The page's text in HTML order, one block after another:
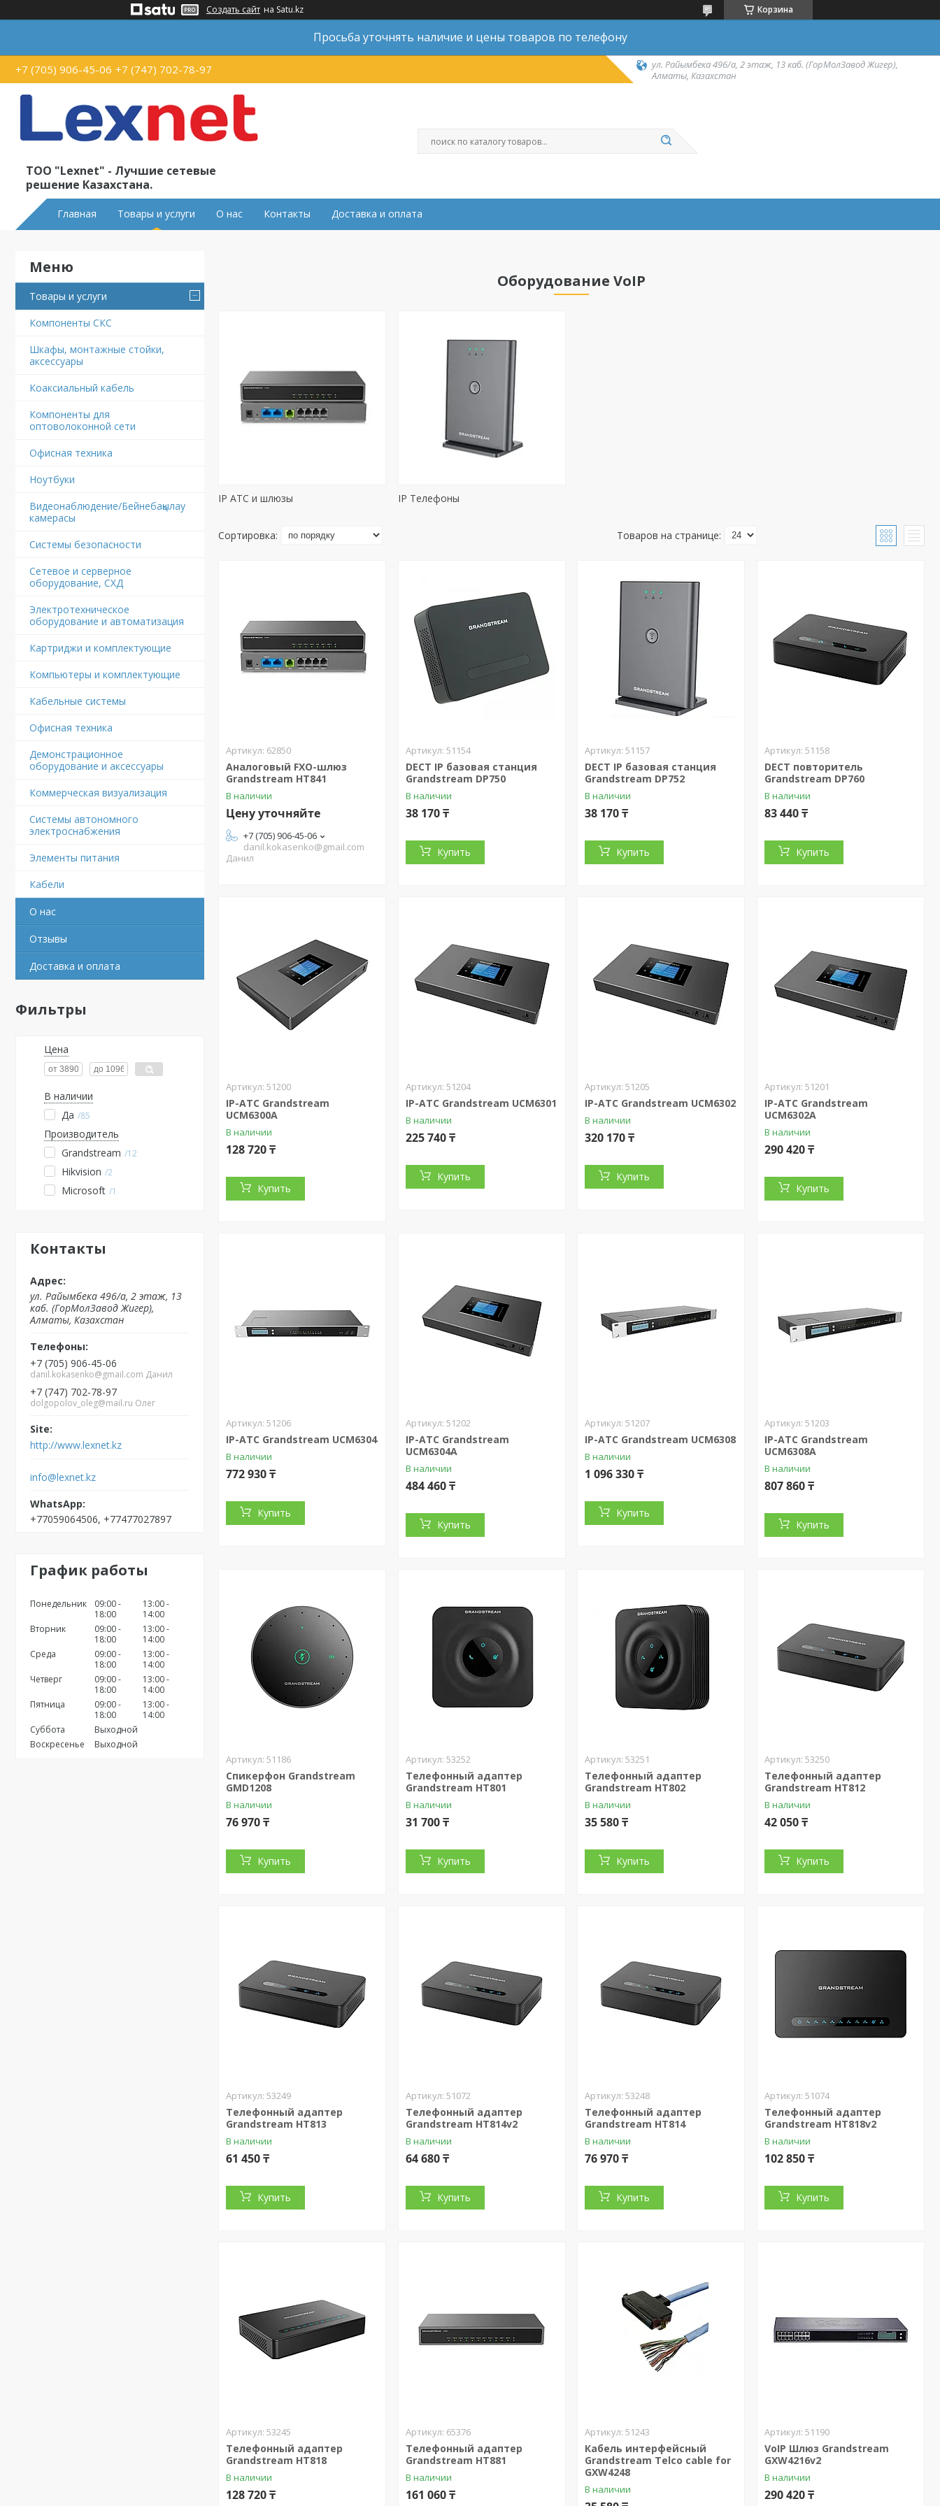
Создать сайт на Satu.kz Корзина
Просьба уточнять наличие и цены товаров по телефону
+7 (705) 906-45-06 +7 (747) 702-78-97
ул. Райымбека 496/а, 2 этаж, 13 каб. (ГорМолЗавод Жигер),
Алматы, Казахстан
ТОО "Lexnet" - Лучшие сетевые
решение Казахстана.
Главная Товары и услуги О нас Контакты Доставка и оплата
Товары и услуги
Компоненты СКС
Шкафы, монтажные стойки,
аксессуары
Коаксиальный кабель
Компоненты для
оптоволоконной сети
Офисная техника
Ноутбуки
Видеонаблюдение/Бейнебақылау
камерасы
Системы безопасности
Сетевое и серверное
оборудование, СХД
Электротехническое
оборудование и автоматизация
Картриджи и комплектующие
Компьютеры и комплектующие
Кабельные системы
Офисная техника
Демонстрационное
оборудование и аксессуары
Коммерческая визуализация
Системы автономного
электроснабжения
Элементы питания
Кабели
О нас
Отзывы
Доставка и оплата
Фильтры
Цена
В наличии
Да
85
Производитель
Grandstream
12
Hikvision 2
Microsoft 1
Контакты
ул. Райымбека 496/а, 2 этаж, 13
каб. (ГорМолЗавод Жигер),
Алматы, Казахстан
+7 (705) 906-45-06
danil.kokasenko@gmail.com Данил
+7 (747) 702-78-97
dolgopolov_oleg@mail.ru Олег
http://www.lexnet.kz
info@lexnet.kz
+77059064506, +77477027897
График работы
Понедельник
09:00
18:00
13:00
14:00
Вторник
09:00
18:00
13:00
14:00
Среда
09:00
18:00
13:00
14:00
Четверг
09:00
18:00
13:00
14:00
Пятница
09:00
18:00
13:00
14:00
Суббота
Выходной
Воскресенье
Выходной
Оборудование VoIP
IP АТС и шлюзы IP Телефоны
62850
Аналоговый FXO-шлюз
Grandstream HT841
В наличии
Цену уточняйте
+7 (705) 906-45-06
danil.kokasenko@gmail.com
Данил
51154
DECT IP базовая станция
Grandstream DP750
В наличии
38 170 ₸
Купить
51157
DECT IP базовая станция
Grandstream DP752
В наличии
38 170 ₸
Купить
51158
DECT повторитель
Grandstream DP760
В наличии
83 440 ₸
Купить
51200
IP-АТС Grandstream
UCM6300A
В наличии
128 720 ₸
Купить
51204
IP-АТС Grandstream UCM6301
В наличии
225 740 ₸
Купить
51205
IP-АТС Grandstream UCM6302
В наличии
320 170 ₸
Купить
51201
IP-АТС Grandstream
UCM6302A
В наличии
290 420 ₸
Купить
51206
IP-АТС Grandstream UCM6304
В наличии
772 930 ₸
Купить
51202
IP-АТС Grandstream
UCM6304A
В наличии
484 460 ₸
Купить
51207
IP-АТС Grandstream UCM6308
В наличии
1 096 330 ₸
Купить
51203
IP-АТС Grandstream
UCM6308A
В наличии
807 860 ₸
Купить
51186
Спикерфон Grandstream
GMD1208
В наличии
76 970 ₸
Купить
53252
Телефонный адаптер
Grandstream HT801
В наличии
31 700 ₸
Купить
53251
Телефонный адаптер
Grandstream HT802
В наличии
35 580 ₸
Купить
53250
Телефонный адаптер
Grandstream HT812
В наличии
42 050 ₸
Купить
53249
Телефонный адаптер
Grandstream HT813
В наличии
61 450 ₸
Купить
51072
Телефонный адаптер
Grandstream HT814v2
В наличии
64 680 ₸
Купить
53248
Телефонный адаптер
Grandstream HT814
В наличии
76 970 ₸
Купить
51074
Телефонный адаптер
Grandstream HT818v2
В наличии
102 850 ₸
Купить
53245
Телефонный адаптер
Grandstream HT818
В наличии
128 720 ₸
65376
Телефонный адаптер
Grandstream HT881
В наличии
161 060 ₸
51243
Кабель интерфейсный
Grandstream Telco cable for
GXW4248
В наличии
51190
VoIP Шлюз Grandstream
GXW4216v2
В наличии
290 420 ₸